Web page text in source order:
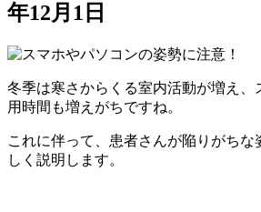
年12月1日
冬季は寒さからくる室内活動が増え、
用時間も増えがちですね。
これに伴って、患者さんが陥りがち
しく説明します。